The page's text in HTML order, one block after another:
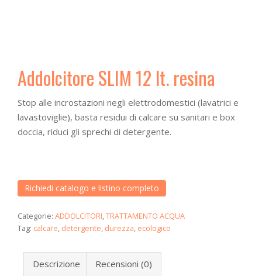
Addolcitore SLIM 12 lt. resina
Stop alle incrostazioni negli elettrodomestici (lavatrici e
lavastoviglie), basta residui di calcare su sanitari e box
doccia, riduci gli sprechi di detergente.
Richiedi catalogo e listino completo
Categorie: ADDOLCITORI,TRATTAMENTO ACQUA
Tag: calcare, detergente, durezza, ecologico
Descrizione Recensioni (0)